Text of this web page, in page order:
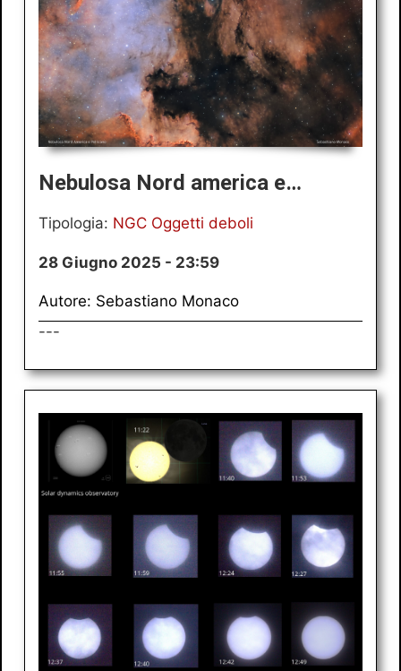
Nebulosa Nord america e…
Tipologia: NGC Oggetti deboli
28 Giugno 2025 - 23:59
Autore: Sebastiano Monaco
---